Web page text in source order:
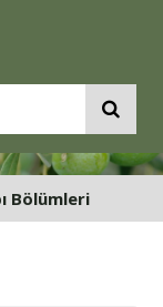
Bölümleri